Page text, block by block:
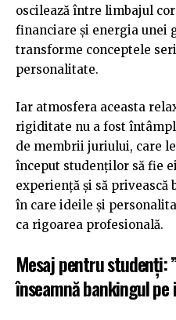
oscilează între limbajul
financiare și energia unei
transforme conceptele
personalitate.
Iar atmosfera aceasta
rigiditate nu a fost
de membrii juriului, care
început studenților să fie
experiență și să privească
în care ideile și
ca rigoarea profesională.
Mesaj pentru studenți:
înseamnă bankingul